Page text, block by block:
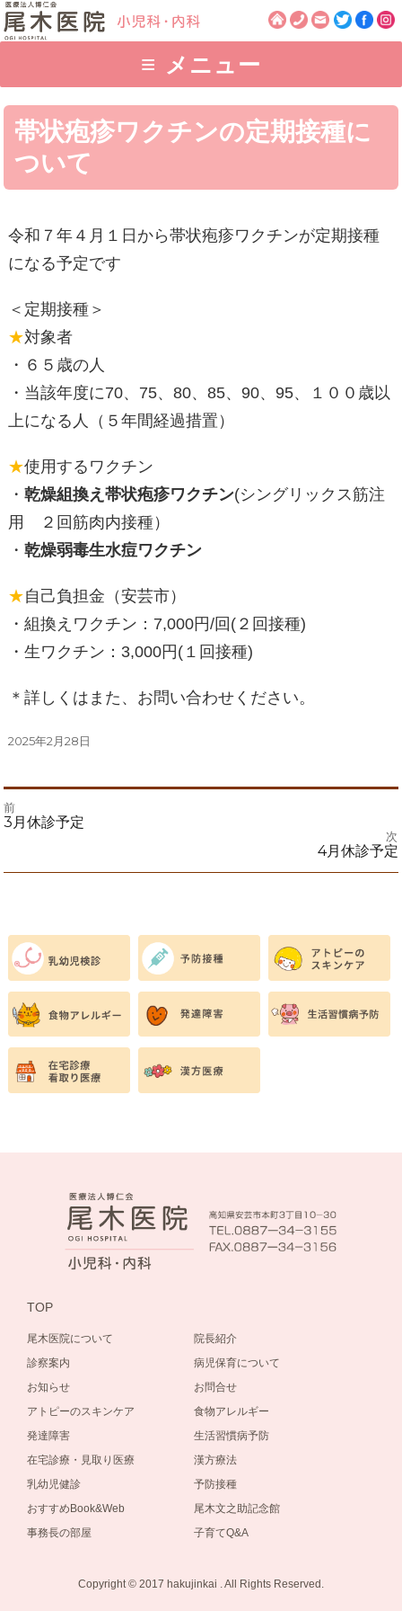
≡ メニュー
帯状疱疹ワクチンの定期接種に
ついて
令和７年４月１日から帯状疱疹ワクチンが定期接種
になる予定です
＜定期接種＞
★対象者
・６５歳の人
・当該年度に70、75、80、85、90、95、１００歳以
上になる人（５年間経過措置）
★使用するワクチン
・ 乾燥組換え帯状疱疹ワクチン(シングリックス筋注
用 ２回筋肉内接種）
・ 乾燥弱毒生水痘ワクチン
★自己負担金（安芸市）
・組換えワクチン：7,000円/回(２回接種)
・生ワクチン：3,000円(１回接種)
＊詳しくはまた、お問い合わせください。
投
2025年2月28日
投
ビ
ゲ
ー
シ
ョ
前
前
3月休診予定
次
投
4月休診予定
TOP
尾木医院について
院長紹介
診察案内
病児保育について
お知らせ
お問合せ
アトピーのスキンケア
食物アレルギー
発達障害
生活習慣病予防
在宅診療・見取り医療
漢方療法
乳幼児健診
予防接種
おすすめBook&Web
尾木文之助記念館
事務長の部屋
子育てQ&A
Copyright © 2017 hakujinkai . All Rights Reserved.